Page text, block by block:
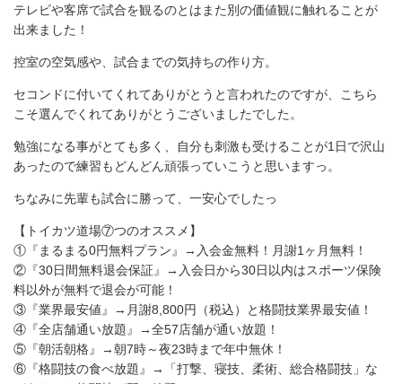
テレビや客席で試合を観るのとはまた別の価値観に触れることが
出来ました！
控室の空気感や、試合までの気持ちの作り方。
セコンドに付いてくれてありがとうと言われたのですが、こちら
こそ選んでくれてありがとうございましたでした。
勉強になる事がとても多く、自分も刺激も受けることが1日で沢山
あったので練習もどんどん頑張っていこうと思いますっ。
ちなみに先輩も試合に勝って、一安心でしたっ
【トイカツ道場⑦つのオススメ】
①『まるまる0円無料プラン』→入会金無料！月謝1ヶ月無料！
②『30日間無料退会保証』→入会日から30日以内はスポーツ保険
料以外が無料で退会が可能！
③『業界最安値』→月謝8,800円（税込）と格闘技業界最安値！
④『全店舗通い放題』→全57店舗が通い放題！
⑤『朝活朝格』→朝7時～夜23時まで年中無休！
⑥『格闘技の食べ放題』→「打撃、寝技、柔術、総合格闘技」な